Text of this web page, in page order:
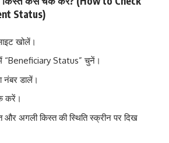
Status)
खोलें।
“Beneficiary Status” चुनें।
नंबर डालें।
करें।
अगली किस्त की स्थिति स्क्रीन पर दिख